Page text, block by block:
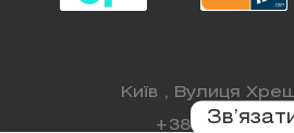
Київ , Вулиця
+38 (068) 808